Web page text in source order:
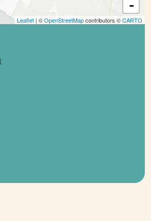
-
Leaflet | ©OpenStreetMapcontributors ©CARTO